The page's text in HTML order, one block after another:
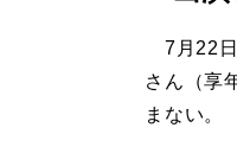
7月22日
さん（享
まない。